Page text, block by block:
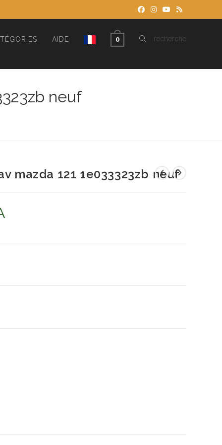
recherche
AIDE 0 TOGGLE
neuf
mazda 121 1e033323zb neuf